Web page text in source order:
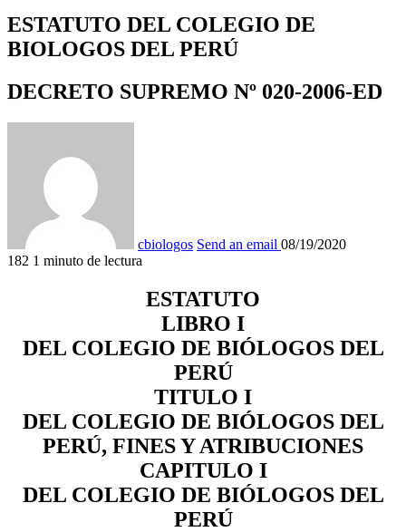
ESTATUTO DEL COLEGIO DE
BIOLOGOS DEL PERÚ
DECRETO SUPREMO Nº 020-2006-ED
cbiologos Send an email 08/19/2020
182 1 minuto de lectura
ESTATUTO
LIBRO I
DEL COLEGIO DE BIÓLOGOS DEL
PERÚ
TITULO I
DEL COLEGIO DE BIÓLOGOS DEL
PERÚ, FINES Y ATRIBUCIONES
CAPITULO I
DEL COLEGIO DE BIÓLOGOS DEL
PERÚ